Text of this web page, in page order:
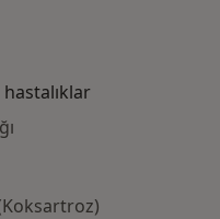
hastalıklar